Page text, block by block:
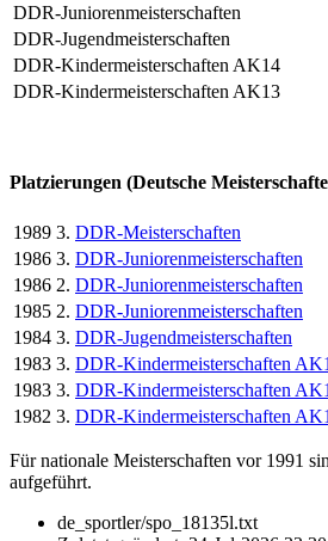
DDR-Juniorenmeisterschaften
DDR-Jugendmeisterschaften
DDR-Kindermeisterschaften AK14
DDR-Kindermeisterschaften AK13
Platzierungen (Deutsche
1989 3. DDR-Meisterschaften
1986 3. DDR-Juniorenmeisterschaften
1986 2. DDR-Juniorenmeisterschaften
1985 2. DDR-Juniorenmeisterschaften
1984 3. DDR-Jugendmeisterschaften
1983 3. DDR-Kindermeisterschaften
1983 3. DDR-Kindermeisterschaften
1982 3. DDR-Kindermeisterschaften
Für nationale Meisterschaften vor 1991
aufgeführt.
de_sportler/spo_18135l.txt